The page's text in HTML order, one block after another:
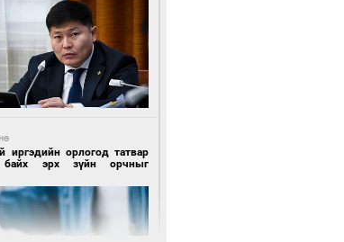
өмнө
импортыг шуурхай
иргэдийн орлогод татвар
байх эрх зүйн орчныг